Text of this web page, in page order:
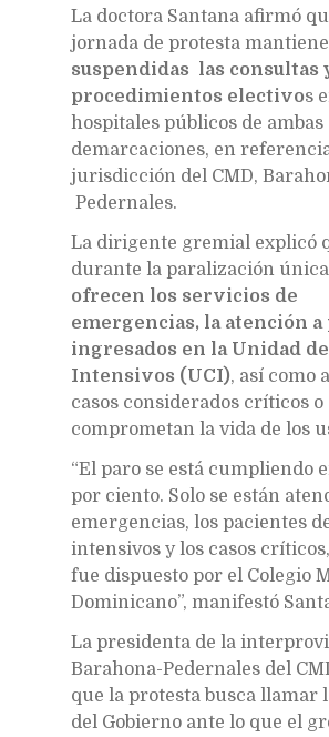
La doctora Santana afirmó
jornada de protesta mantiene
suspendidas las consultas
procedimientos electivos
hospitales públicos de ambas
demarcaciones, en
jurisdicción del CMD,
Pedernales.
La dirigente gremial explicó
durante la paralización
ofrecen los servicios de
emergencias, la atención a
ingresados en la Unidad
Intensivos (UCI), así como
casos considerados críticos o
comprometan la vida de los
“El paro se está cumpliendo
por ciento. Solo se están
emergencias, los pacientes
intensivos y los casos
fue dispuesto por el Colegio
Dominicano”, manifestó
La presidenta de la
Barahona-Pedernales del
que la protesta busca llamar
del Gobierno ante lo que el